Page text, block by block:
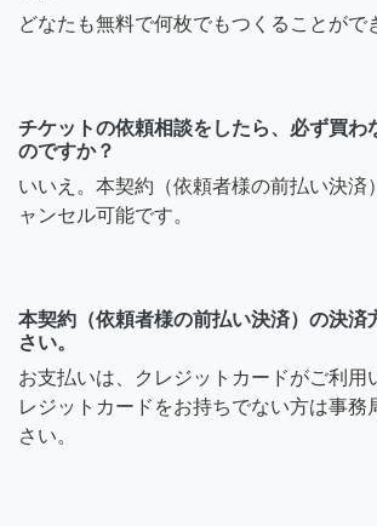
どなたも無料で何枚でもつくることがで
チケットの依頼相談をしたら、必ず買わ
のですか？
いいえ。本契約（依頼者様の前払い決済
ャンセル可能です。
本契約（依頼者様の前払い決済）の決済
さい。
お支払いは、クレジットカードがご利用
レジットカードをお持ちでない方は事務
さい。